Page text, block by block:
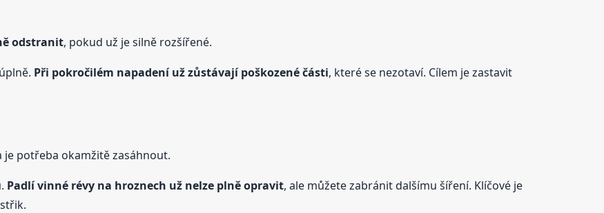
odstranit, pokud už je silně rozšířené.
Při pokročilém napadení už zůstávají poškozené části, které se nezotaví. Cílem je zastavit
je potřeba okamžitě zasáhnout.
Padlívinné révyna hroznech už nelze plně opravit, ale můžete zabránit dalšímu šíření. Klíčové je